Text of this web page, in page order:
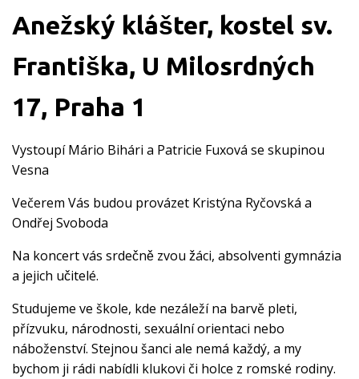
Anežský klášter, kostel sv.
Františka, U Milosrdných
17, Praha 1
Vystoupí Mário Bihári a Patricie Fuxová se skupinou
Vesna
Večerem Vás budou provázet Kristýna Ryčovská a
Ondřej Svoboda
Na koncert vás srdečně zvou žáci, absolventi gymnázia
a jejich učitelé.
Studujeme ve škole, kde nezáleží na barvě pleti,
přízvuku, národnosti, sexuální orientaci nebo
náboženství. Stejnou šanci ale nemá každý, a my
bychom ji rádi nabídli klukovi či holce z romské rodiny.